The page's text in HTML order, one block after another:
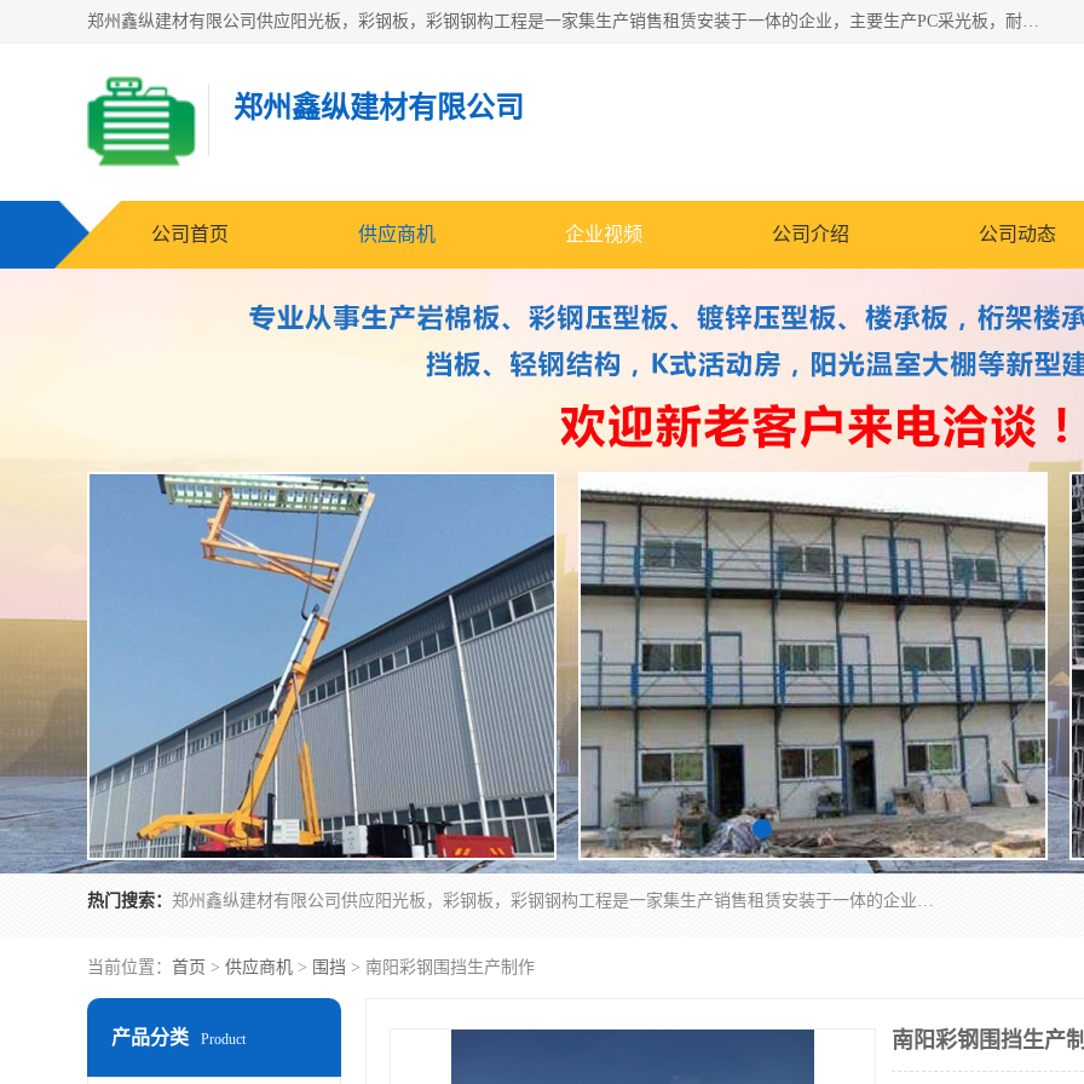
郑州鑫纵建材有限公司供应阳光板，彩钢板，彩钢钢构工程是一家集生产销售租赁安装于一体的企业，主要生产PC采光板，耐力板，仿古琉璃采光板，岩棉板、彩钢压型板、镀锌压型板、桁架楼承板，C、Z型钢檩条、围挡板、轻钢结构，阳光温室大棚等新型建材产品。公司旗下有多台移动式高空压瓦机租赁，承接全国各地业务，专业对外租赁各种型号压瓦机。
郑州鑫纵建材有限公司
公司首页 供应商机 企业视频 公司介绍 公司动态
热门搜索： 郑州鑫纵建材有限公司供应阳光板，彩钢板，彩钢钢构工程是一家集生产销售租赁安装于一体的企业，主要生产PC采光板，耐力板，仿古琉璃采光板，岩棉板、彩钢压型板、镀锌压型板、桁架楼承板，C、Z型钢檩条、围挡板、轻钢结构，阳光温室大棚等新型建材产品。公司旗下有多台移动式高空压瓦机租赁，承接全国各地业务，专业对外租赁各种型号压瓦机。
当前位置： 首页 > 供应商机 > 围挡 > 南阳彩钢围挡生产制作
产品分类 Product 南阳彩钢围挡生产